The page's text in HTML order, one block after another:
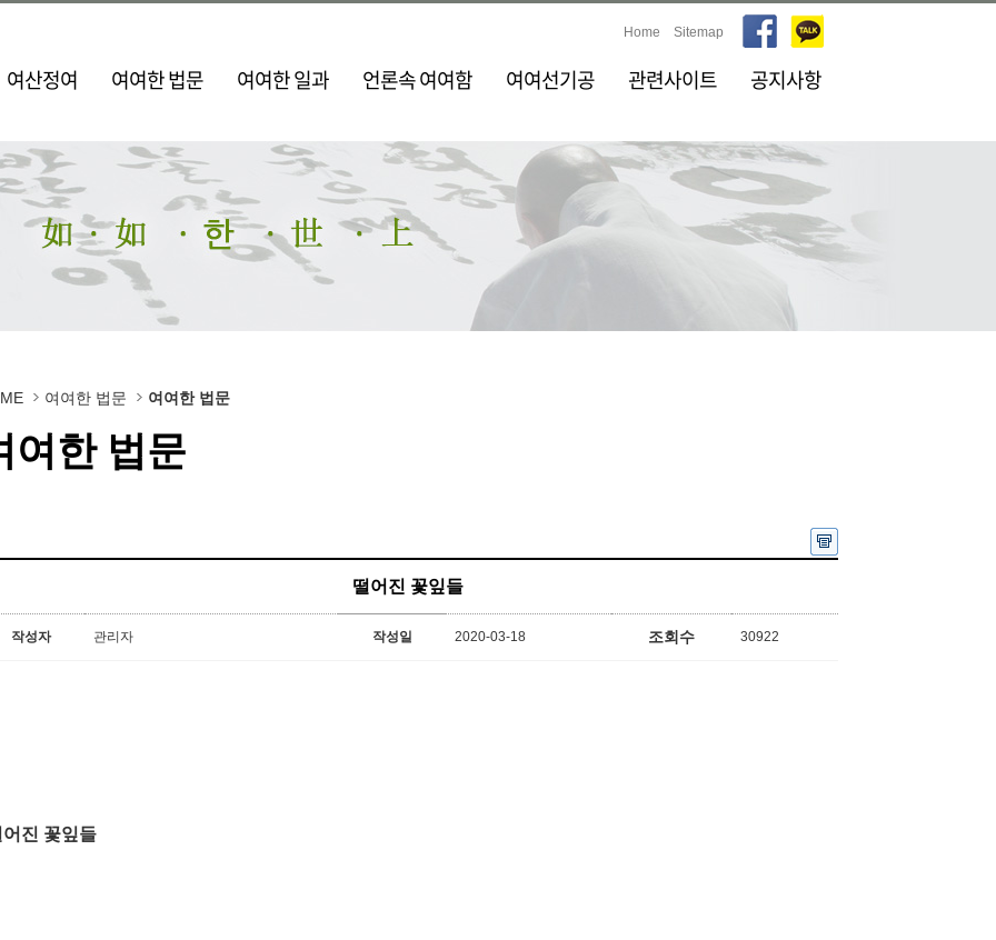
Home Sitemap
여산정여 여여한 법문 여여한 일과 언론속 여여함 여여선기공 관련사이트 공지사항
여여한 법문 여여한 법문
여한 법문
떨어진 꽃잎들
작성자 관리자 작성일 2020-03-18 조회수 30922
어진 꽃잎들